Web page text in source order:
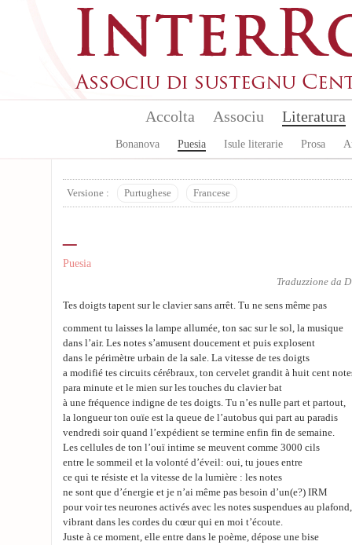
Accolta Associu Literatura
Bonanova Puesia Isule literarie Prosa
Versione : Purtughese Francese
Puesia
Traduzzione da
Tes doigts tapent sur le clavier sans arrêt. Tu ne sens même pas
comment tu laisses la lampe allumée, ton sac sur le sol, la musique
dans l’air. Les notes s’amusent doucement et puis explosent
dans le périmètre urbain de la sale. La vitesse de tes doigts
a modifié tes circuits cérébraux, ton cervelet grandit à huit cent
para minute et le mien sur les touches du clavier bat
à une fréquence indigne de tes doigts. Tu n’es nulle part et partout,
la longueur ton ouïe est la queue de l’autobus qui part au paradis
vendredi soir quand l’expédient se termine enfin fin de semaine.
Les cellules de ton l’ouï intime se meuvent comme 3000 cils
entre le sommeil et la volonté d’éveil: oui, tu joues entre
ce qui te résiste et la vitesse de la lumière : les notes
ne sont que d’énergie et je n’ai même pas besoin d’un(e?) IRM
pour voir tes neurones activés avec les notes suspendues au plafond,
vibrant dans les cordes du cœur qui en moi t’écoute.
Juste à ce moment, elle entre dans le poème, dépose une bise